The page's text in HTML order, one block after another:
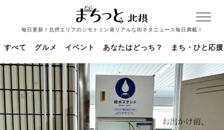
毎日更新！北摂エリアのジモトミン発リアルな街ネタニュース毎日満載！
すべて グルメ イベント あなたはどっち？ まち・ひと応援